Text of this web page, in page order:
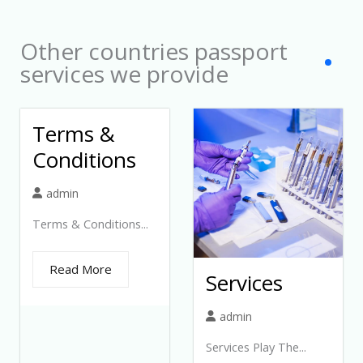
Other countries passport
services we provide
Terms &
Conditions
admin
Terms & Conditions...
Read More Services
admin
Services Play The...